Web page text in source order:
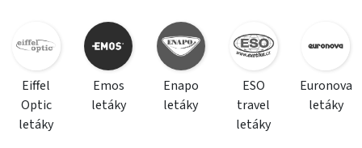
Eiffel
Optic
letáky
Emos
letáky
Enapo
letáky
ESO
travel
letáky
Euronova
letáky